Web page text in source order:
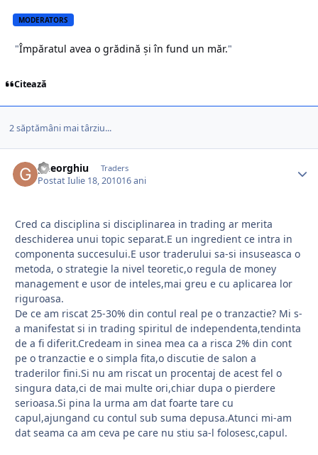
MODERATORS
"Împăratul avea o grădină și în fund un măr."
Citează
2 săptămâni mai târziu...
gheorghiu Traders
PostatIulie 18, 201016 ani
Cred ca disciplina si disciplinarea in trading ar merita
deschiderea unui topic separat.E un ingredient ce intra in
componenta succesului.E usor traderului sa-si insuseasca o
metoda, o strategie la nivel teoretic,o regula de money
management e usor de inteles,mai greu e cu aplicarea lor
riguroasa.
De ce am riscat 25-30% din contul real pe o tranzactie? Mi s-
a manifestat si in trading spiritul de independenta,tendinta
de a fi diferit.Credeam in sinea mea ca a risca 2% din cont
pe o tranzactie e o simpla fita,o discutie de salon a
traderilor fini.Si nu am riscat un procentaj de acest fel o
singura data,ci de mai multe ori,chiar dupa o pierdere
serioasa.Si pina la urma am dat foarte tare cu
capul,ajungand cu contul sub suma depusa.Atunci mi-am
dat seama ca am ceva pe care nu stiu sa-l folosesc,capul.